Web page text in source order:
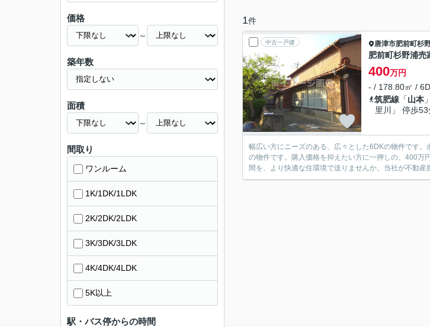
1件
中古一戸建 唐津市肥前町杉
肥前町杉野浦売
400万円
- / 178.80㎡ /
筑肥線 「山本
里川」 停歩53
幅広い方にニーズのある、広々とした6DKの物件です
の物件です。購入価格を抑えたい方に一押しの、400万
間を、より快適な住環境で送りませんか。当社が不動産
価格
～
築年数
面積
～
間取り
ワンルーム
1K/1DK/1LDK
2K/2DK/2LDK
3K/3DK/3LDK
4K/4DK/4LDK
5K以上
駅・バス停からの時間